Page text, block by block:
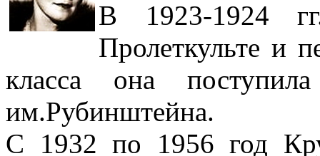
В 1923-1924
Пролеткульте и
класса она
им.Рубинштейна.
С 1932 по 1956 год